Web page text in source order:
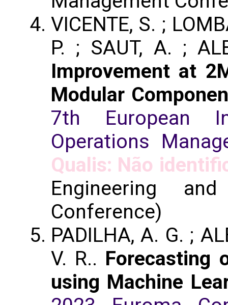
VICENTE, S. ;
P. ; SAUT, A. ;
Improvement at
Modular
7th European
Operations
Qualis: Não
Engineering
Conference)
PADILHA, A. G. ;
V. R.. Forecasting
using Machine